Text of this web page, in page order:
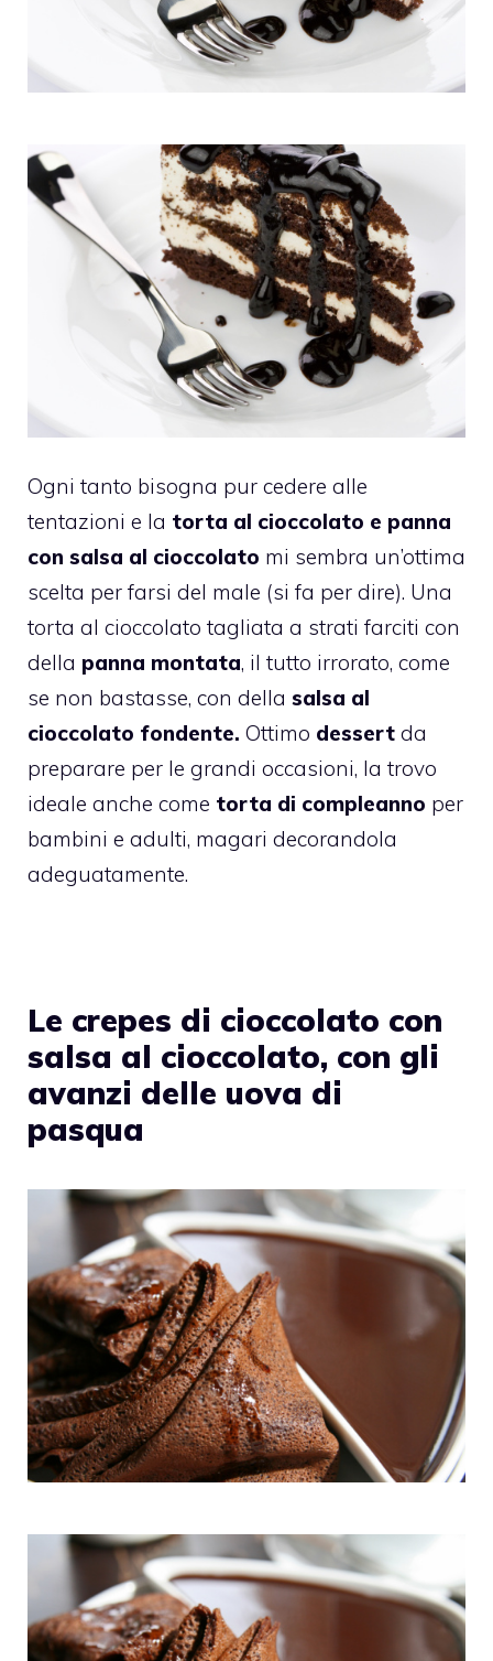
Ogni tanto bisogna pur cedere alle
tentazioni e la torta al cioccolato e panna
con salsa al cioccolato mi sembra un’ottima
scelta per farsi del male (si fa per dire). Una
torta al cioccolato tagliata a strati farciti con
della panna montata, il tutto irrorato, come
se non bastasse, con della salsa al
cioccolato fondente. Ottimo dessert da
preparare per le grandi occasioni, la trovo
ideale anche come torta di compleanno per
bambini e adulti, magari decorandola
adeguatamente.
Le crepes di cioccolato con
salsa al cioccolato, con gli
avanzi delle uova di
pasqua